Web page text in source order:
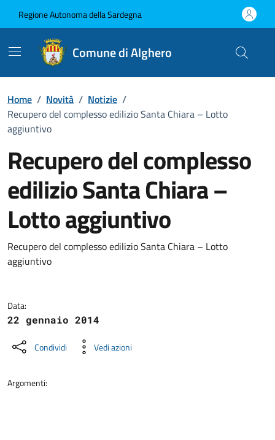
Regione Autonoma della Sardegna
Comune di Alghero
Home / Novità / Notizie /
Recupero del complesso edilizio Santa Chiara – Lotto
aggiuntivo
Recupero del complesso
edilizio Santa Chiara –
Lotto aggiuntivo
Dettagli della notizia
Recupero del complesso edilizio Santa Chiara – Lotto
aggiuntivo
Data:
22 gennaio 2014
Condividi Vedi azioni
Argomenti: